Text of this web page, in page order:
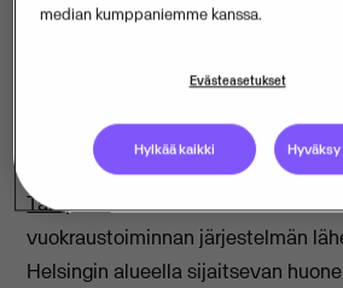
vuokraustoiminnan järjestelmän,
alueella. Asukkaat hyötyvät
palveluista.
Helsingin kaupungin
Tampuuritoimittaa
vuokraustoiminnan järjestelmän
Helsingin alueella sijaitsevan
median kumppaniemme kanssa.
Evästeasetukset
Hylkää kaikki